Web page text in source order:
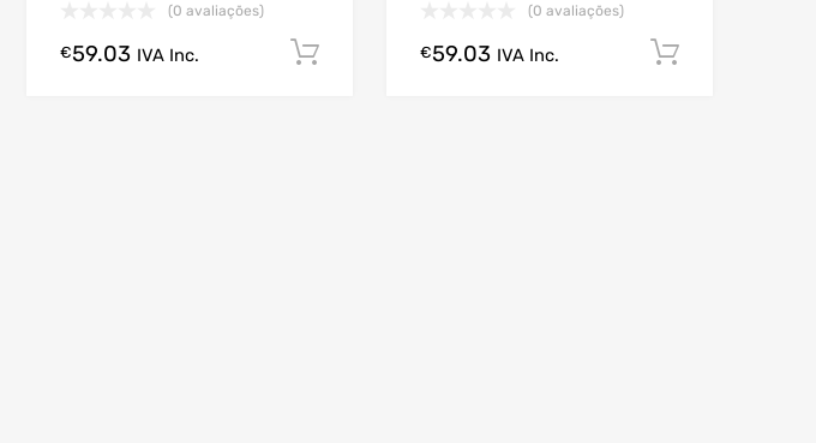
Comprar Agora!
(0 avaliações)
€59.03 IVA Inc. Comprar Agora!
(0 avaliações)
€59.03 IVA Inc.